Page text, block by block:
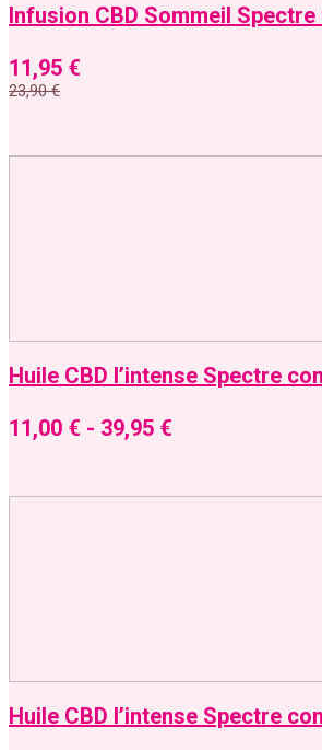
Infusion CBD Sommeil
11,95 €
23,90€
Huile CBD l’intense Spectre
11,00 € - 39,95 €
Huile CBD l’intense Spectre